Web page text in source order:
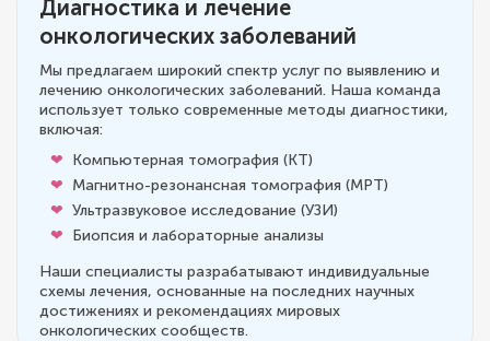
Диагностика и лечение
онкологических заболеваний
Мы предлагаем широкий спектр услуг по выявлению и
лечению онкологических заболеваний. Наша команда
использует только современные методы диагностики,
включая:
Компьютерная томография (КТ)
Магнитно-резонансная томография (МРТ)
Ультразвуковое исследование (УЗИ)
Биопсия и лабораторные анализы
Наши специалисты разрабатывают индивидуальные
схемы лечения, основанные на последних научных
достижениях и рекомендациях мировых
онкологических сообществ.